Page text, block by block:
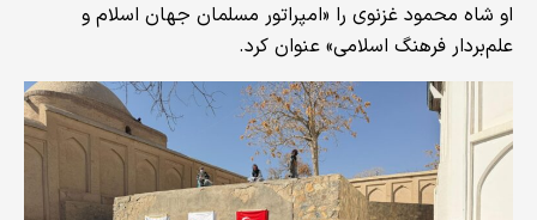
او شاه محمود غزنوی را «امپراتور مسلمان جهان اسلام و
علم‌بردار فرهنگ اسلامی» عنوان کرد.